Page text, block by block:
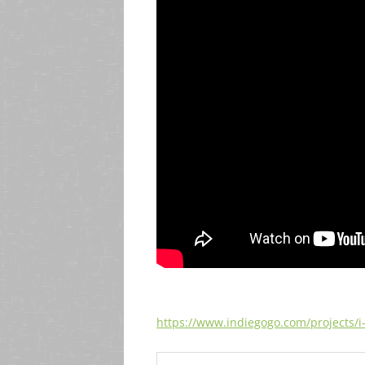
https://www.indiegogo.com/projects/